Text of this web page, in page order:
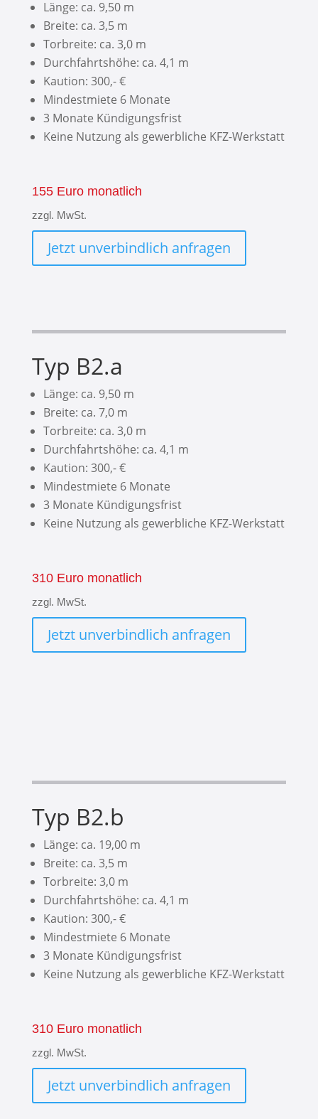
Länge: ca. 9,50 m
Breite: ca. 3,5 m
Torbreite: ca. 3,0 m
Durchfahrtshöhe: ca. 4,1 m
Kaution: 300,- €
Mindestmiete 6 Monate
3 Monate Kündigungsfrist
Keine Nutzung als gewerbliche KFZ-Werkstatt
155 Euro monatlich
zzgl. MwSt.
Jetzt unverbindlich anfragen
Typ B2.a
Länge: ca. 9,50 m
Breite: ca. 7,0 m
Torbreite: ca. 3,0 m
Durchfahrtshöhe: ca. 4,1 m
Kaution: 300,- €
Mindestmiete 6 Monate
3 Monate Kündigungsfrist
Keine Nutzung als gewerbliche KFZ-Werkstatt
310 Euro monatlich
zzgl. MwSt.
Jetzt unverbindlich anfragen
Typ B2.b
Länge: ca. 19,00 m
Breite: ca. 3,5 m
Torbreite: 3,0 m
Durchfahrtshöhe: ca. 4,1 m
Kaution: 300,- €
Mindestmiete 6 Monate
3 Monate Kündigungsfrist
Keine Nutzung als gewerbliche KFZ-Werkstatt
310 Euro monatlich
zzgl. MwSt.
Jetzt unverbindlich anfragen